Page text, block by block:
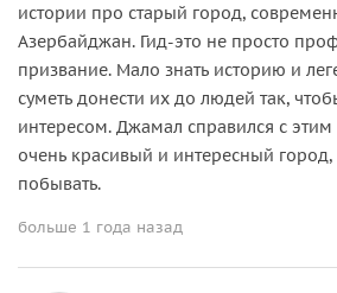
истории про старый город,
Азербайджан. Гид-это не просто
призвание. Мало знать историю и
суметь донести их до людей так,
интересом. Джамал справился с этим
очень красивый и интересный
побывать.
больше 1 года назад